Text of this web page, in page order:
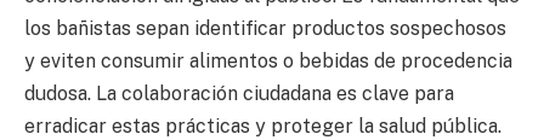
los bañistas sepan identificar productos sospechosos
y eviten consumir alimentos o bebidas de procedencia
dudosa. La colaboración ciudadana es clave para
erradicar estas prácticas y proteger la salud pública.